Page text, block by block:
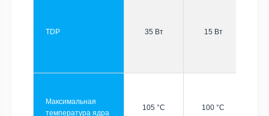
TDP 35 Вт 15 Вт
Максимальная
температура ядра
105 °C 100 °C